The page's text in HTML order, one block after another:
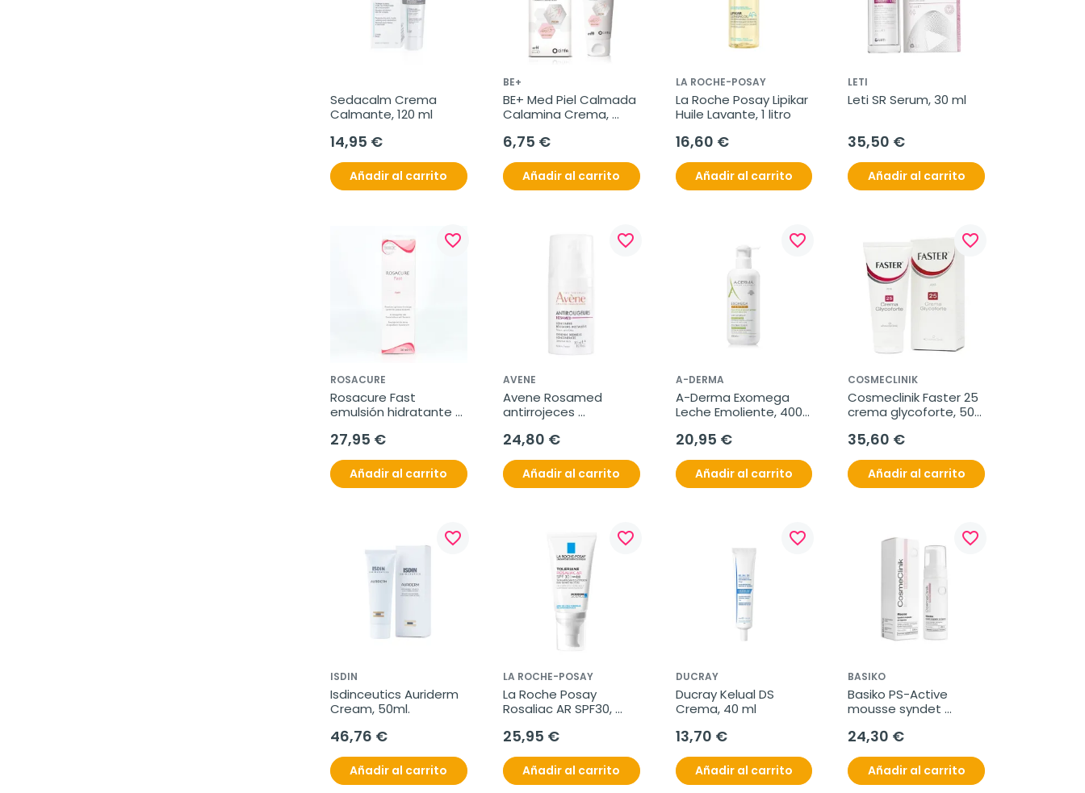
Sedacalm Crema
Calmante, 120 ml
14,95 €
Añadir al carrito
BE+
BE+ Med Piel Calmada
Calamina Crema,
6,75 €
Añadir al carrito
LA ROCHE-POSAY
La Roche Posay Lipikar
Huile Lavante, 1 litro
16,60 €
Añadir al carrito
LETI
Leti SR Serum, 30 ml
35,50 €
Añadir al carrito
favorite_border
ROSACURE
Rosacure Fast
emulsión hidratante
27,95 €
Añadir al carrito
favorite_border
AVENE
Avene Rosamed
antirrojeces
24,80 €
Añadir al carrito
favorite_border
A-DERMA
A-Derma Exomega
Leche Emoliente, 400
20,95 €
Añadir al carrito
favorite_border
COSMECLINIK
Cosmeclinik Faster 25
crema glycoforte, 50
35,60 €
Añadir al carrito
favorite_border
ISDIN
Isdinceutics Auriderm
Cream, 50ml.
46,76 €
Añadir al carrito
favorite_border
LA ROCHE-POSAY
La Roche Posay
Rosaliac AR SPF30,
25,95 €
Añadir al carrito
favorite_border
DUCRAY
Ducray Kelual DS
Crema, 40 ml
13,70 €
Añadir al carrito
favorite_border
BASIKO
Basiko PS-Active
mousse syndet
24,30 €
Añadir al carrito